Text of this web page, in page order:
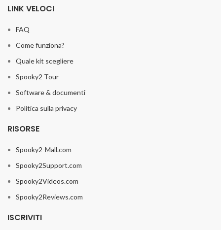
LINK VELOCI
FAQ
Come funziona?
Quale kit scegliere
Spooky2 Tour
Software & documenti
Politica sulla privacy
RISORSE
Spooky2-Mall.com
Spooky2Support.com
Spooky2Videos.com
Spooky2Reviews.com
ISCRIVITI